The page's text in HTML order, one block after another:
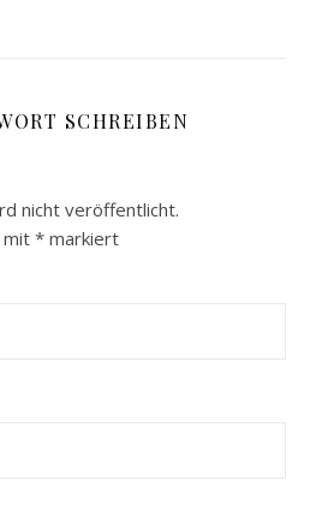
SCHREIBEN
nicht veröffentlicht.
mit * markiert